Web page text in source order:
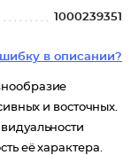
1000239351
в описании?
и восточных.
её характера.